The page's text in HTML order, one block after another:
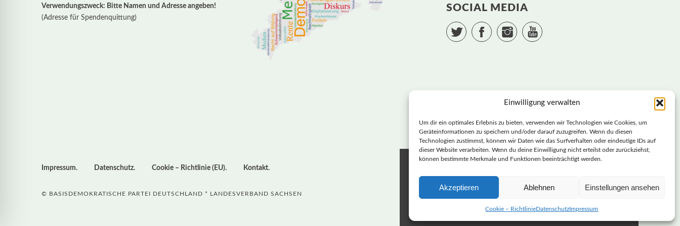
Einwilligung verwalten
Um dir ein optimales Erlebnis zu bieten, verwenden wir Technologien wie Cookies, um
Geräteinformationen zu speichern und/oder darauf zuzugreifen. Wenn du diesen
Technologien zustimmst, können wir Daten wie das Surfverhalten oder eindeutige IDs auf
dieser Website verarbeiten. Wenn du deine Einwilligung nicht erteilst oder zurückziehst,
können bestimmte Merkmale und Funktionen beeinträchtigt werden.
Akzeptieren Ablehnen Einstellungen ansehen
Cookie – RichtlinieDatenschutzImpressum
Verwendungszweck: Bitte Namen und Adresse angeben!
(Adresse für Spendenquittung)
SOCIAL MEDIA
Twitter FacebookInstagramYouTube
Impressum Datenschutz Cookie – Richtlinie (EU) Kontakt
© BASISDEMOKRATISCHE PARTEI DEUTSCHLAND * LANDESVERBAND SACHSEN
BASISDEMOKRATISCHE PARTEI DEUTSCHLAND –